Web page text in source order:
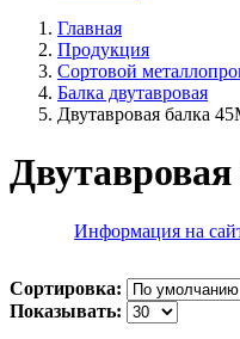
Главная
Продукция
Сортовой
Балка двутавровая
Двутавровая балка
Информация на
Сортировка:
Показывать: